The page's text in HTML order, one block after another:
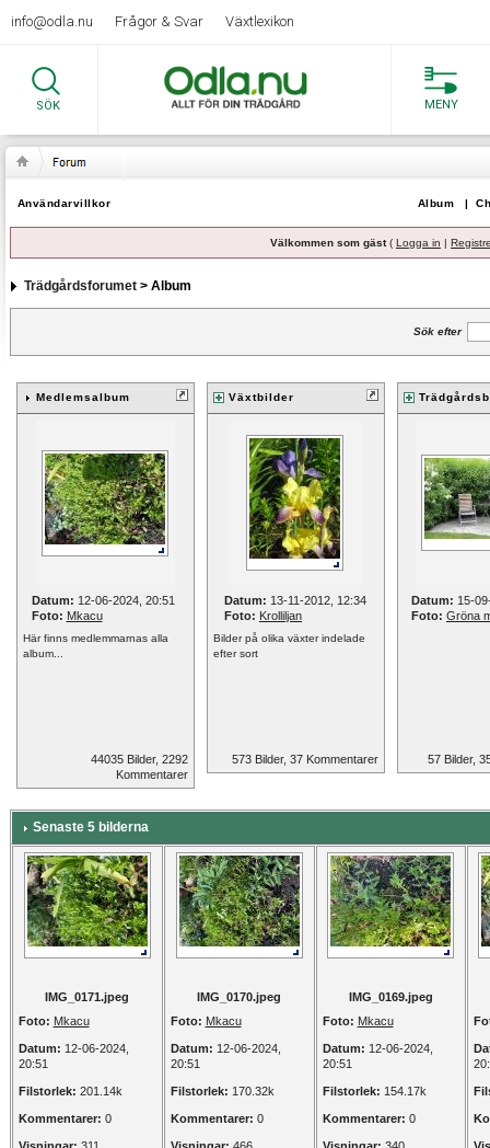
info@odla.nu Frågor & Svar Växtlexikon
SÖK MENY
Användarvillkor Album |
Välkommen som gäst( Logga in |
Trädgårdsforumet> Album
Sök efter
Medlemsalbum
Datum: 12-06-2024, 20:51
Foto: Mkacu
Här finns medlemmarnas alla
album...
44035 Bilder, 2292
Kommentarer
Växtbilder
Datum: 13-11-2012, 12:34
Foto: Krolliljan
Bilder på olika växter indelade
efter sort
573 Bilder, 37 Kommentarer
Datum: 15-
Foto: Gröna
57 Bilder,
Senaste 5 bilderna
IMG_0171.jpeg
Foto: Mkacu
Datum: 12-06-2024,
20:51
Filstorlek: 201.14k
Kommentarer: 0
IMG_0170.jpeg
Foto: Mkacu
Datum: 12-06-2024,
20:51
Filstorlek: 170.32k
Kommentarer: 0
IMG_0169.jpeg
Foto: Mkacu
Datum: 12-06-2024,
20:51
Filstorlek: 154.17k
Kommentarer: 0